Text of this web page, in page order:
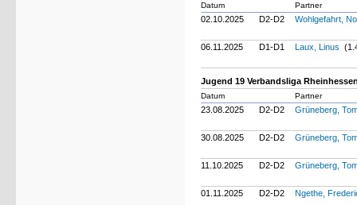
Datum Partner
02.10.2025 D2-D2 Wohlgefahrt,
06.11.2025 D1-D1 Laux, Linus
Jugend 19 Verbandsliga
Datum Partner
23.08.2025 D2-D2 Grüneberg,
30.08.2025 D2-D2 Grüneberg,
11.10.2025 D2-D2 Grüneberg,
01.11.2025 D2-D2 Ngethe,